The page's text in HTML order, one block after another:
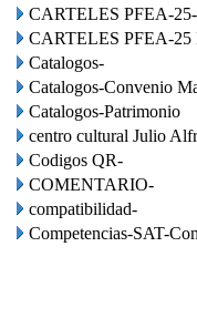
CARTELES PFEA-25-
CARTELES PFEA-
Catalogos-
Catalogos-Convenio
Catalogos-Patrimonio
centro cultural Julio
Codigos QR-
COMENTARIO-
compatibilidad-
Competencias-SAT-